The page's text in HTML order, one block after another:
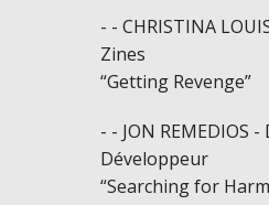
- - CHRISTINA
Zines
“Getting Revenge”
- - JON REMEDIOS
Développeur
“Searching for